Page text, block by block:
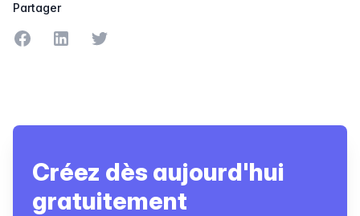
Partager
Partager sur Facebook
Partager sur LinkedIn
Partager sur Twitter
Créez dès aujourd'hui
gratuitement